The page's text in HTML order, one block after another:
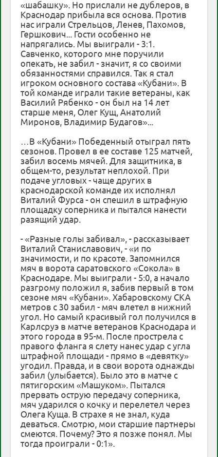
«шабашку». Но прислали не дублеров, в
Краснодар прибыла вся основа. Против
нас играли Стрельцов, Ленев, Пахомов,
Гершкович... Гости особенно не
напрягались. Мы выиграли - 3:1.
Савченко, которого мне поручили
опекать, не забил - значит, я со своими
обязанностями справился. Так я стал
игроком основного состава «Кубани». В
той команде играли такие ветераны, как
Василий Рябенко - он был на 14 лет
старше меня, Олег Кущ, Анатолий
Миронов, Владимир Будагов»...
…В «Кубани» Победенный отыграл пять
сезонов. Провел в ее составе 125 матчей,
забил восемь мячей. Для защитника, в
общем-то, результат неплохой. При
подаче угловых - чаще других в
краснодарской команде их исполнял
Виталий Фурса - он спешил в штрафную
площадку соперника и пытался нанести
разящий удар.
- «Разные голы забивал», - рассказывает
Виталий Станиславович, - «и по
значимости, и по красоте. Запомнился
мяч в ворота саратовского «Сокола» в
Краснодаре. Мы выиграли - 5:0, а начало
разгрому положил я, забив первый в том
сезоне мяч «Кубани». Хабаровскому СКА
метров с 30 забил - мяч влетел в нижний
угол. Но самый красивый гол получился в
Карлсруэ в матче ветеранов Краснодара и
этого города в 95-м. После прострела с
правого фланга я слету нанес удар с угла
штрафной площади - прямо в «девятку»
угодил. Правда, и в свои ворота однажды
забил (улыбается). Было это в матче с
пятигорским «Машуком». Пытался
прервать острую передачу соперника,
мяч ударился о кочку и перелетел через
Олега Куща. В страхе я не знал, куда
деваться. Смотрю, мои старшие партнеры
смеются. Почему? Это я позже понял. Мы
тогда проиграли - 0:1».